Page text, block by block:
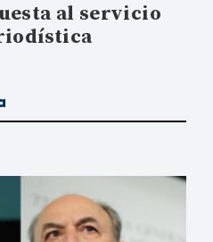
al servicio